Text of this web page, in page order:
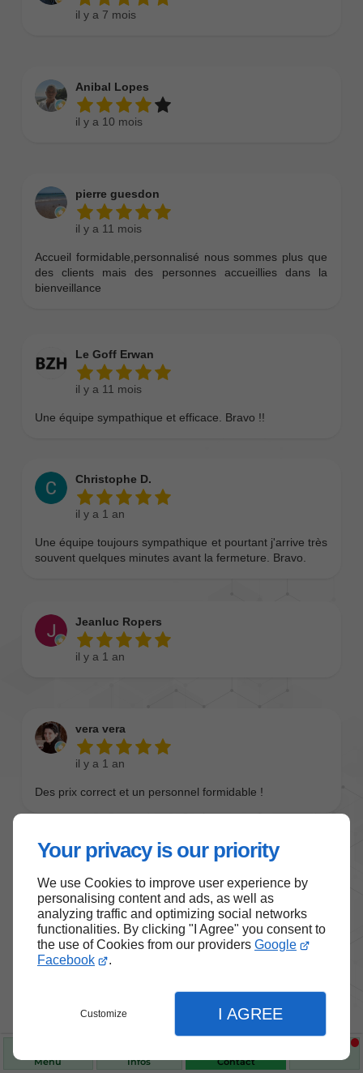
Your privacy is our priority
We use Cookies to improve user experience by
personalising content and ads, as well as
analyzing traffic and optimizing social networks
functionalities. By clicking "I Agree" you consent to
the use of Cookies from our providers Google
Facebook
.
Customize I AGREE
Menu Infos Contact
Nos produits de santé et de